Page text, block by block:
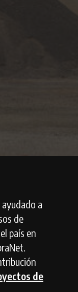
a
de
país en
de